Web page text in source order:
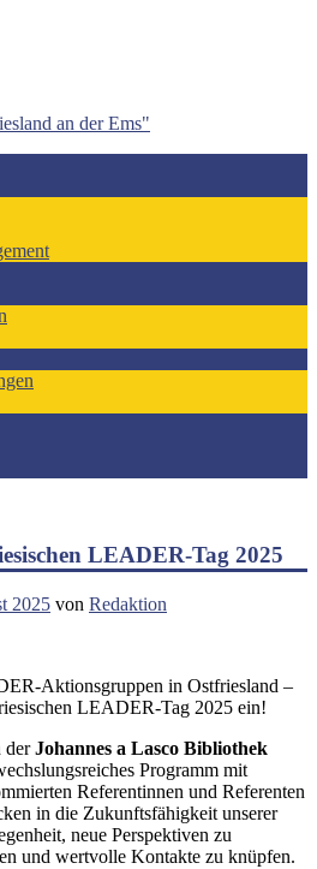
an der Ems"
LEADER-Tag 2025
2025 von Redaktion
Aktionsgruppen in Ostfriesland –
LEADER-Tag 2025 ein!
derJohannes a Lasco Bibliothek
Programm mit
Referentinnen und Referenten
in die Zukunftsfähigkeit unserer
neue Perspektiven zu
und wertvolle Kontakte zu knüpfen.